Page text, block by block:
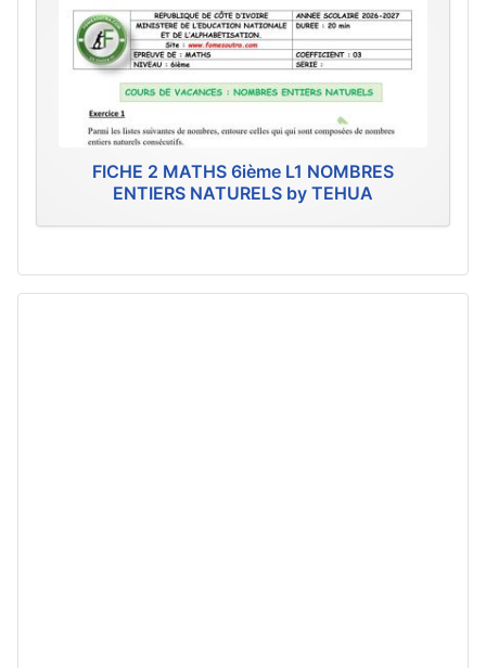
FICHE 2 MATHS 6ième L1 NOMBRES
ENTIERS NATURELS by TEHUA